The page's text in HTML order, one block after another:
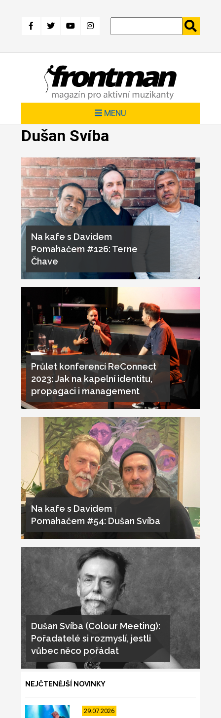
hlavnímu
MENU
Dušan Svíba
Na kafe s Davidem
Pomahačem #126: Terne
Čhave
Průlet konferencí ReConnect
2023: Jak na kapelní identitu,
propagaci i management
Na kafe s Davidem
Pomahačem #54: Dušan Svíba
Dušan Svíba (Colour Meeting):
Pořadatelé si rozmyslí, jestli
vůbec něco pořádat
NEJČTENĚJŠÍ NOVINKY
29.07.2026